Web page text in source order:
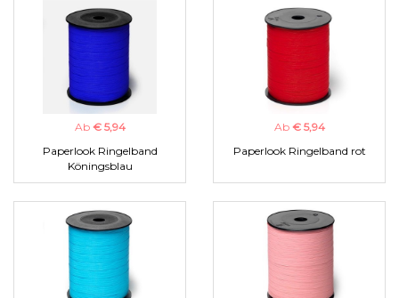
Ab € 5,94
Paperlook Ringelband
Köningsblau
Ab € 5,94
Paperlook Ringelband rot